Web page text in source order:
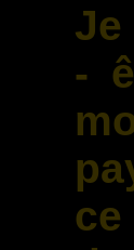
Je
-